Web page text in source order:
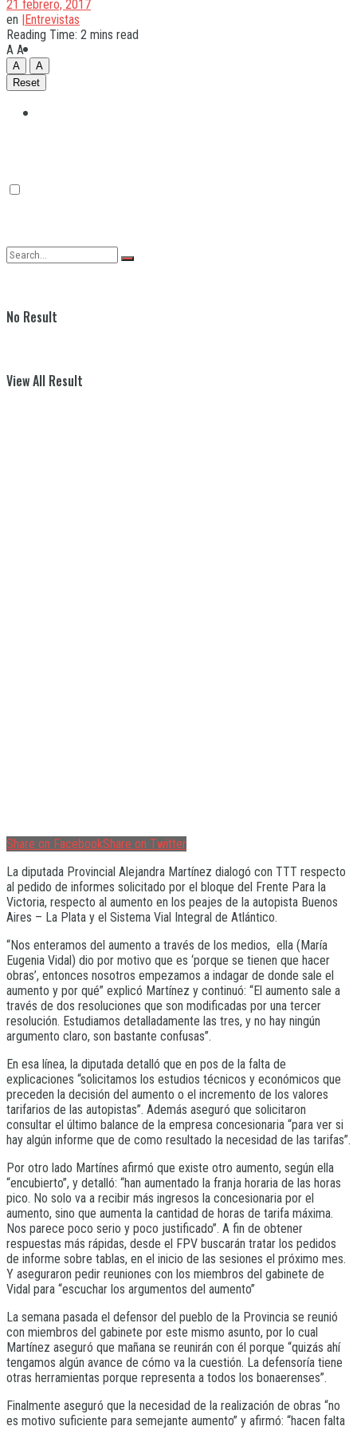
No Result
View All Result
21 febrero, 2017
en |Entrevistas
Reading Time: 2 mins read
A A
A
A
Reset
Share on FacebookShare on Twitter
La diputada Provincial Alejandra Martínez dialogó con TTT respecto
al pedido de informes solicitado por el bloque del Frente Para la
Victoria, respecto al aumento en los peajes de la autopista Buenos
Aires – La Plata y el Sistema Vial Integral de Atlántico.
“Nos enteramos del aumento a través de los medios, ella (María
Eugenia Vidal) dio por motivo que es ‘porque se tienen que hacer
obras’, entonces nosotros empezamos a indagar de donde sale el
aumento y por qué” explicó Martínez y continuó: “El aumento sale a
través de dos resoluciones que son modificadas por una tercer
resolución. Estudiamos detalladamente las tres, y no hay ningún
argumento claro, son bastante confusas”.
En esa línea, la diputada detalló que en pos de la falta de
explicaciones “solicitamos los estudios técnicos y económicos que
preceden la decisión del aumento o el incremento de los valores
tarifarios de las autopistas”. Además aseguró que solicitaron
consultar el último balance de la empresa concesionaria “para ver si
hay algún informe que de como resultado la necesidad de las tarifas”.
Por otro lado Martínes afirmó que existe otro aumento, según ella
“encubierto”, y detalló: “han aumentado la franja horaria de las horas
pico. No solo va a recibir más ingresos la concesionaria por el
aumento, sino que aumenta la cantidad de horas de tarifa máxima.
Nos parece poco serio y poco justificado”. A fin de obtener
respuestas más rápidas, desde el FPV buscarán tratar los pedidos
de informe sobre tablas, en el inicio de las sesiones el próximo mes.
Y aseguraron pedir reuniones con los miembros del gabinete de
Vidal para “escuchar los argumentos del aumento”
La semana pasada el defensor del pueblo de la Provincia se reunió
con miembros del gabinete por este mismo asunto, por lo cual
Martínez aseguró que mañana se reunirán con él porque “quizás ahí
tengamos algún avance de cómo va la cuestión. La defensoría tiene
otras herramientas porque representa a todos los bonaerenses”.
Finalmente aseguró que la necesidad de la realización de obras “no
es motivo suficiente para semejante aumento” y afirmó: “hacen falta